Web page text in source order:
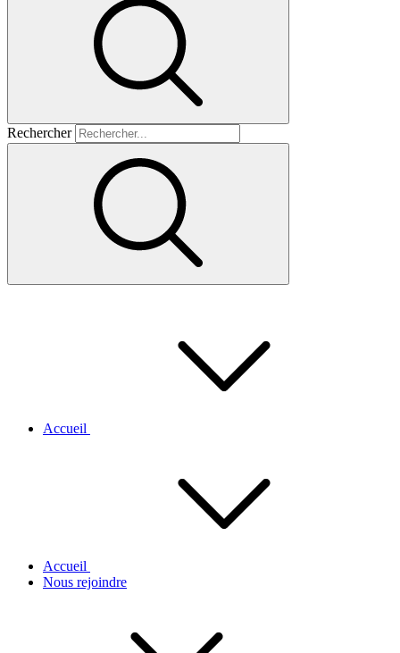
Rechercher
Accueil
Accueil
Nous rejoindre